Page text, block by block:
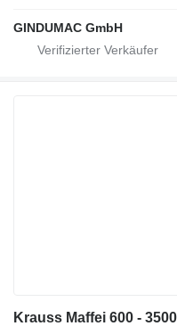
GINDUMAC GmbH
Krauss Maffei 600 -